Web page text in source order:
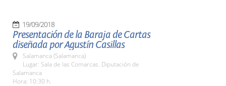
19/09/2018
Presentación de la Baraja de Cartas
diseñada por Agustín Casillas
Salamanca (Salamanca)
Lugar: Sala de las Comarcas. Diputación de
Salamanca
Hora: 10:30 h.